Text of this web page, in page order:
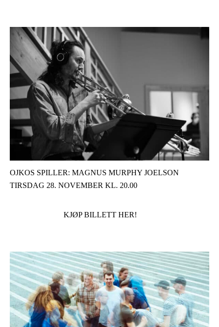
OJKOS SPILLER: MAGNUS MURPHY JOELSON
TIRSDAG 28. NOVEMBER KL. 20.00
KJØP BILLETT HER!